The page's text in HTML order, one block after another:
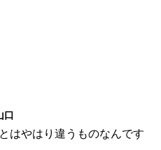
口
はやはり違うものなんです